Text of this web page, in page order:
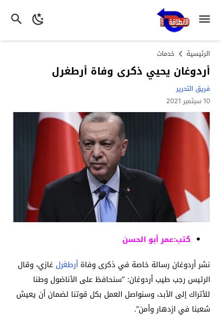
الرئيسية خدمات
أردوغان يحيي ذكرى وفاة أرطغرل
فريق التحرير
10 سبتمبر 2021
كتب:عمر أبو الحسن
نشر أردوغان رسالة خاصة في ذكرى وفاةأرطغرل غازي، وقال
الرئيس رجب طيب أردوغان: “سنحافظ على الأناضول وطنا
للأتراك إلى الأبد، وسنواصل العمل بكل قوتنا لضمان أن يعيش
شعبنا في ازدهار وأمن”.